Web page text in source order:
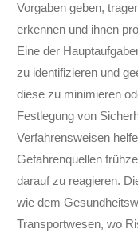
Vorgaben geben,
erkennen und ihnen
Eine der
zu identifizieren und
diese zu minimieren
Festlegung von
Verfahrensweisen
Gefahrenquellen
darauf zu reagieren.
wie dem
Transportwesen, wo